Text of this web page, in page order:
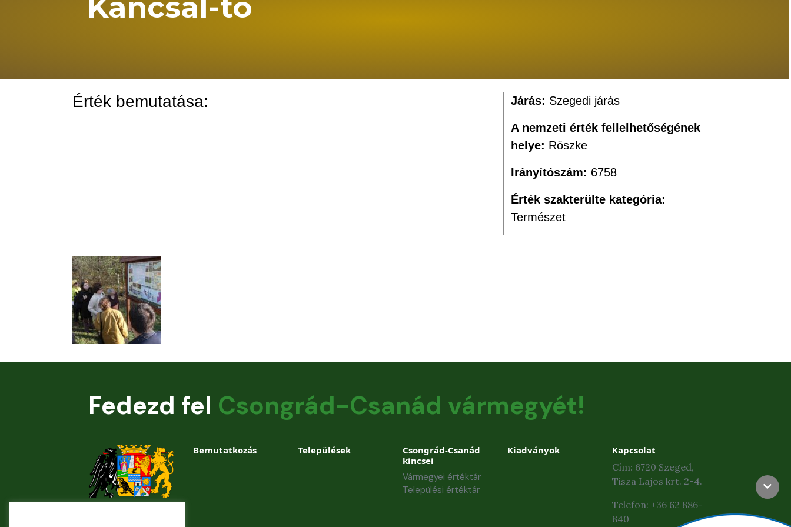
Kancsal-tó
Érték bemutatása: Járás: Szegedi járás
A nemzeti érték fellelhetőségének
helye: Röszke
Irányítószám: 6758
Érték szakterülte kategória:
Természet
Fedezd fel Csongrád-Csanád vármegyét!
Bemutatkozás Települések
Csongrád-Csanád
kincsei
Vármegyei értéktár
Települési értéktár
Kiadványok
Kapcsolat
Cím: 6720 Szeged,
Tisza Lajos krt. 2-4.
Telefon: +36 62 886-
840